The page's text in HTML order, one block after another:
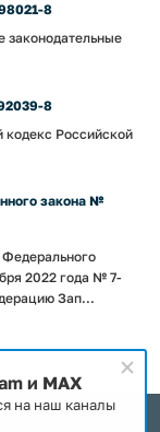
8
законодательные
8
Российской
закона №
2022 года № 7-
Зап...
и MAX
на наш каналы